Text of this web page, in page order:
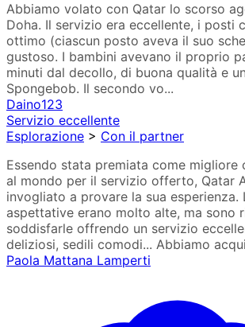
Abbiamo volato con Qatar lo scorso
Doha. Il servizio era eccellente, i posti
ottimo (ciascun posto aveva il suo
gustoso. I bambini avevano il proprio
minuti dal decollo, di buona qualità e
Spongebob. Il secondo vo...
Daino123
Servizio eccellente
Esplorazione > Con il partner
Essendo stata premiata come migliore
al mondo per il servizio offerto, Qatar
invogliato a provare la sua esperienza.
aspettative erano molto alte, ma sono
soddisfarle offrendo un servizio
deliziosi, sedili comodi... Abbiamo
Paola Mattana Lamperti